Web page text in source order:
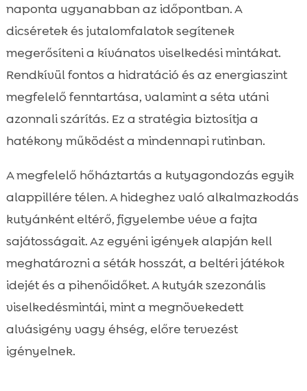
naponta ugyanabban az időpontban. A
dicséretek és jutalomfalatok segítenek
megerősíteni a kívánatos viselkedési mintákat.
Rendkívül fontos a hidratáció és az energiaszint
megfelelő fenntartása, valamint a séta utáni
azonnali szárítás. Ez a stratégia biztosítja a
hatékony működést a mindennapi rutinban.
A megfelelő hőháztartás a kutyagondozás egyik
alappillére télen. A hideghez való alkalmazkodás
kutyánként eltérő, figyelembe véve a fajta
sajátosságait. Az egyéni igények alapján kell
meghatározni a séták hosszát, a beltéri játékok
idejét és a pihenőidőket. A kutyák szezonális
viselkedésmintái, mint a megnövekedett
alvásigény vagy éhség, előre tervezést
igényelnek.